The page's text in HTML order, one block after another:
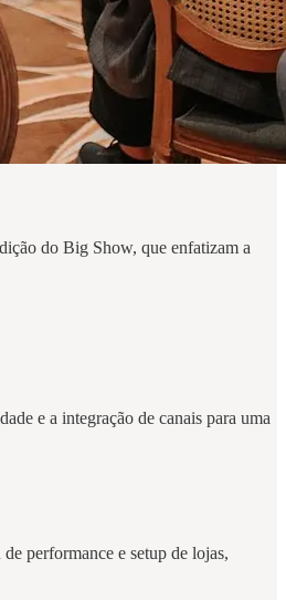
do Big Show, que enfatizam a
e a integração de canais para uma
performance e setup de lojas,